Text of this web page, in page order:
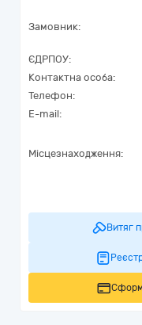
Замовник:
ЄДРПОУ:
Контактна особа:
Телефон:
E-mail:
Місцезнаходження:
Витяг